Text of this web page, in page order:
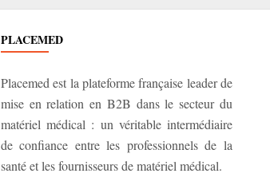
PLACEMED
Placemed est la plateforme française leader de
mise en relation en B2B dans le secteur du
matériel médical : un véritable intermédiaire
de confiance entre les professionnels de la
santé et les fournisseurs de matériel médical.